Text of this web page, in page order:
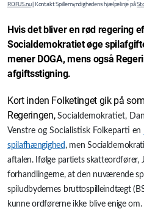
ROFUS.nu| Kontakt Spillemyndighedens hjælpelinje på
Hvis det bliver en rød regering
Socialdemokratiet øge
mener DOGA, mens også
afgiftsstigning.
Kort inden Folketinget gik på
Regeringen,Socialdemokratiet,
Venstre og Socialistisk Folkeparti en
spilafhængighed , men
aftalen. Ifølge partiets skatteordfører,
forhandlingerne, at den nuværende
spiludbydernes bruttospilleindtægt
kunne ordførerne ikke blive enige